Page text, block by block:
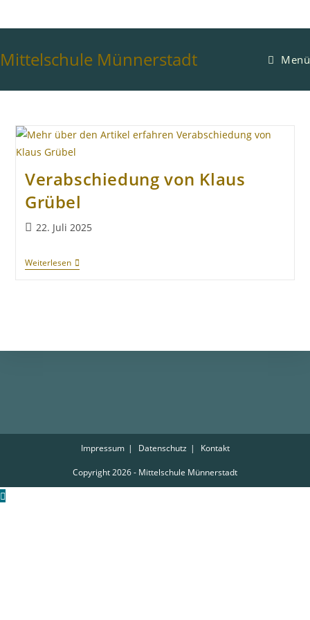
Mittelschule Münnerstadt Menü
Verabschiedung von Klaus
Grübel
22. Juli 2025
Weiterlesen
Impressum Datenschutz Kontakt
Copyright 2026 - Mittelschule Münnerstadt